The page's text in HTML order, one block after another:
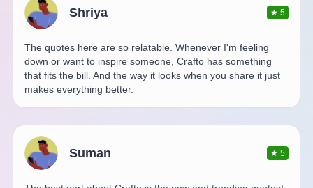
Shriya ★5
The quotes here are so relatable. Whenever I'm feeling
down or want to inspire someone, Crafto has something
that fits the bill. And the way it looks when you share it just
makes everything better.
Suman ★5